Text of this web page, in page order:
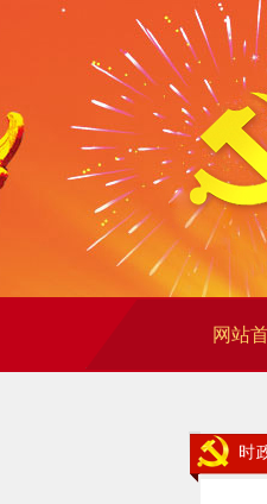
网站
时